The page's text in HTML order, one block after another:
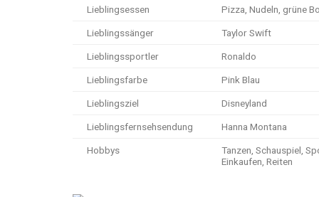
Lieblingsessen Pizza, Nudeln, grüne
Lieblingssänger Taylor Swift
Lieblingssportler Ronaldo
Lieblingsfarbe Pink Blau
Lieblingsziel Disneyland
Lieblingsfernsehsendung Hanna Montana
Hobbys
Tanzen, Schauspiel,
Einkaufen, Reiten